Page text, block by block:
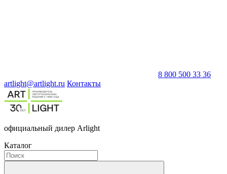
8 800 500 33 36
artlight@artlight.ru Контакты
официальный дилер Arlight
Каталог